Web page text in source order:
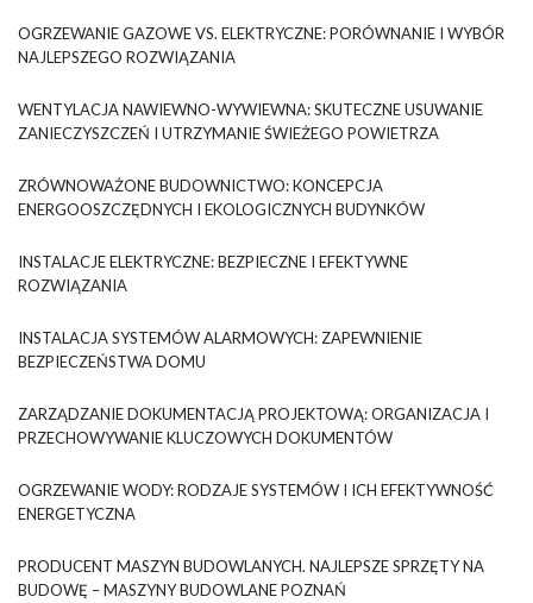
OGRZEWANIE GAZOWE VS. ELEKTRYCZNE: PORÓWNANIE I WYBÓR
NAJLEPSZEGO ROZWIĄZANIA
WENTYLACJA NAWIEWNO-WYWIEWNA: SKUTECZNE USUWANIE
ZANIECZYSZCZEŃ I UTRZYMANIE ŚWIEŻEGO POWIETRZA
ZRÓWNOWAŻONE BUDOWNICTWO: KONCEPCJA
ENERGOOSZCZĘDNYCH I EKOLOGICZNYCH BUDYNKÓW
INSTALACJE ELEKTRYCZNE: BEZPIECZNE I EFEKTYWNE
ROZWIĄZANIA
INSTALACJA SYSTEMÓW ALARMOWYCH: ZAPEWNIENIE
BEZPIECZEŃSTWA DOMU
ZARZĄDZANIE DOKUMENTACJĄ PROJEKTOWĄ: ORGANIZACJA I
PRZECHOWYWANIE KLUCZOWYCH DOKUMENTÓW
OGRZEWANIE WODY: RODZAJE SYSTEMÓW I ICH EFEKTYWNOŚĆ
ENERGETYCZNA
PRODUCENT MASZYN BUDOWLANYCH. NAJLEPSZE SPRZĘTY NA
BUDOWĘ – MASZYNY BUDOWLANE POZNAŃ